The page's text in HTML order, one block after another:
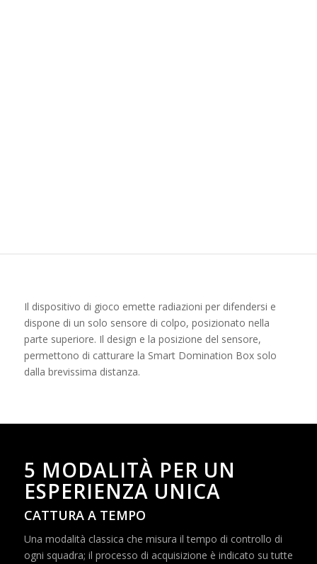
Il dispositivo di gioco emette radiazioni per difendersi e
dispone di un solo sensore di colpo, posizionato nella
parte superiore. Il design e la posizione del sensore,
permettono di catturare la Smart Domination Box solo
dalla brevissima distanza.
5 MODALITÀ PER UN
ESPERIENZA UNICA
CATTURA A TEMPO
Una modalità classica che misura il tempo di controllo di
ogni squadra; il processo di acquisizione è indicato su tutte